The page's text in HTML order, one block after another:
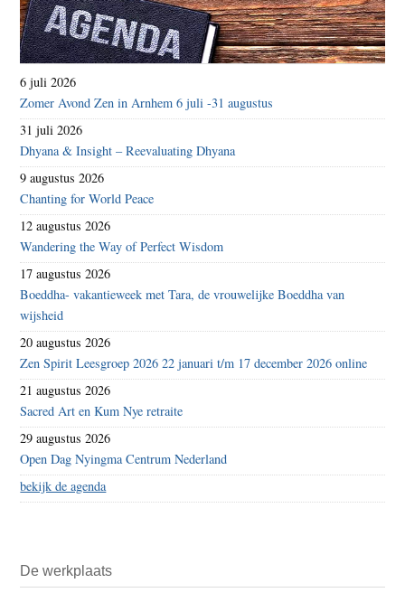
6 juli 2026
Zomer Avond Zen in Arnhem 6 juli -31 augustus
31 juli 2026
Dhyana & Insight – Reevaluating Dhyana
9 augustus 2026
Chanting for World Peace
12 augustus 2026
Wandering the Way of Perfect Wisdom
17 augustus 2026
Boeddha- vakantieweek met Tara, de vrouwelijke Boeddha van
wijsheid
20 augustus 2026
Zen Spirit Leesgroep 2026 22 januari t/m 17 december 2026 online
21 augustus 2026
Sacred Art en Kum Nye retraite
29 augustus 2026
Open Dag Nyingma Centrum Nederland
bekijk de agenda
De werkplaats